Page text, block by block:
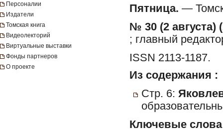
Персоналии
Издатели
Томская книга
Видеолекторий
Виртуальные выставки
Фонды партнеров
О проекте
Пятница. —
№ 30 (2 августа)
; главный
ISSN 2113-1187.
Из содержания :
Стр. 6:
Ключевые слова